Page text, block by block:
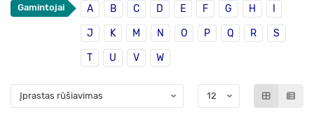
Gamintojai A B C D E F G H
J K M N O P Q R S
T U V W